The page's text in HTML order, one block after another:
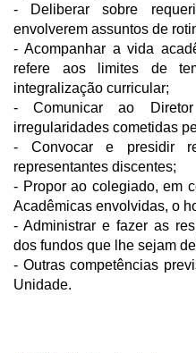
- Deliberar sobre
envolverem assuntos de
- Acompanhar a vida
refere aos limites de
integralização curricular;
- Comunicar ao
irregularidades cometidas
- Convocar e presidir
representantes discentes;
- Propor ao colegiado, em
Acadêmicas envolvidas, o
- Administrar e fazer as
dos fundos que lhe sejam
- Outras competências
Unidade.